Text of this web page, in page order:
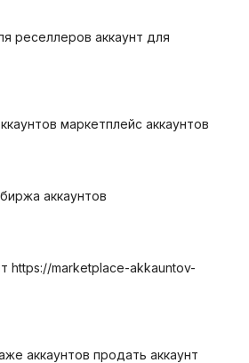
реселлеров аккаунт для
маркетплейс аккаунтов
биржа аккаунтов
https://marketplace-akkauntov-
аккаунтов продать аккаунт